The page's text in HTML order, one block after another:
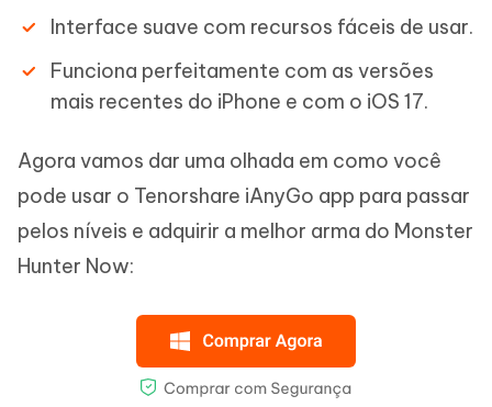
Interface suave com recursos fáceis de usar.
Funciona perfeitamente com as versões
mais recentes do iPhone e com o iOS 17.
Agora vamos dar uma olhada em como você
pode usar o Tenorshare iAnyGo app para passar
pelos níveis e adquirir a melhor arma do Monster
Hunter Now: